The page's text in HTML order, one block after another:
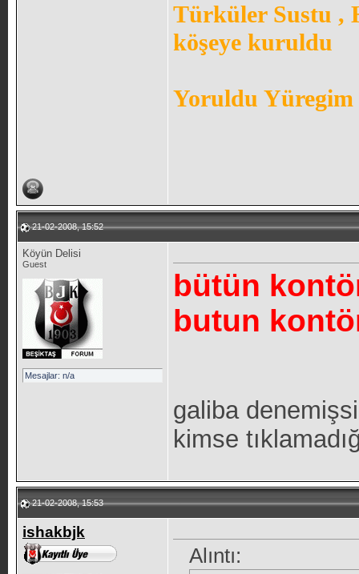
Türküler Sustu ,
köşeye kuruldu
Yoruldu
21-02-2008, 15:52
Köyün Delisi
Guest
Mesajlar: n/a
bütün
butun
galiba
kimse
21-02-2008, 15:53
ishakbjk
Alıntı: